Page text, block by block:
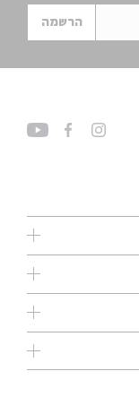
הרשמה